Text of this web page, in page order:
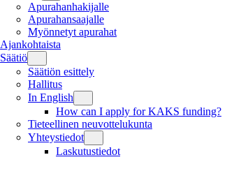
Apurahanhakijalle
Apurahansaajalle
Myönnetyt apurahat
Ajankohtaista
Säätiö
Säätiön esittely
Hallitus
In English
How can I apply for KAKS funding?
Tieteellinen neuvottelukunta
Yhteystiedot
Laskutustiedot